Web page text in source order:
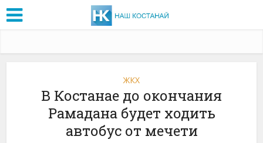
ЖКХ
В Костанае до окончания
Рамадана будет ходить
автобус от мечети